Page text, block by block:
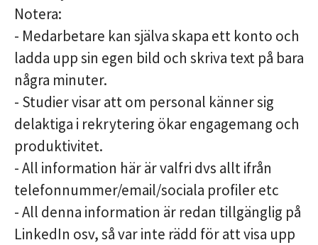
Notera:
- Medarbetare kan själva skapa ett konto och
ladda upp sin egen bild och skriva text på bara
några minuter.
- Studier visar att om personal känner sig
delaktiga i rekrytering ökar engagemang och
produktivitet.
- All information här är valfri dvs allt ifrån
telefonnummer/email/sociala profiler etc
- All denna information är redan tillgänglig på
LinkedIn osv, så var inte rädd för att visa upp